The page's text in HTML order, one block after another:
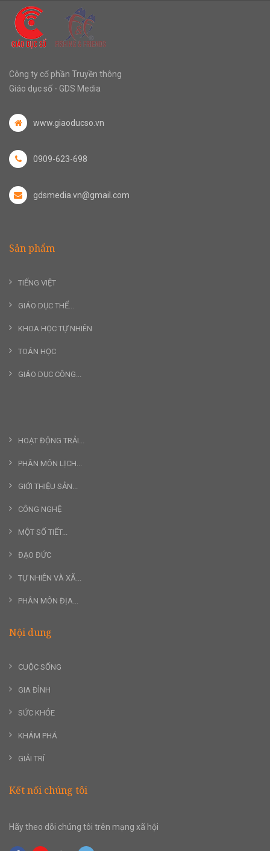
Công ty cổ phần Truyền thông
Giáo dục số - GDS Media
www.giaoducso.vn
0909-623-698
gdsmedia.vn@gmail.com
Sản phẩm
TIẾNG VIỆT
GIÁO DỤC THỂ...
KHOA HỌC TỰ NHIÊN
TOÁN HỌC
GIÁO DỤC CÔNG...
HOẠT ĐỘNG TRẢI...
PHÂN MÔN LỊCH...
GIỚI THIỆU SẢN...
CÔNG NGHỆ
MỘT SỐ TIẾT...
ĐẠO ĐỨC
TỰ NHIÊN VÀ XÃ...
PHÂN MÔN ĐỊA...
Nội dung
CUỘC SỐNG
GIA ĐÌNH
SỨC KHỎE
KHÁM PHÁ
GIẢI TRÍ
Kết nối chúng tôi
Hãy theo dõi chúng tôi trên mạng xã hội